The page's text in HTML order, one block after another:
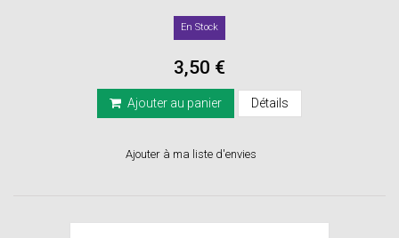
En Stock
3,50 €
Ajouter au panier Détails
Ajouter à ma liste d'envies